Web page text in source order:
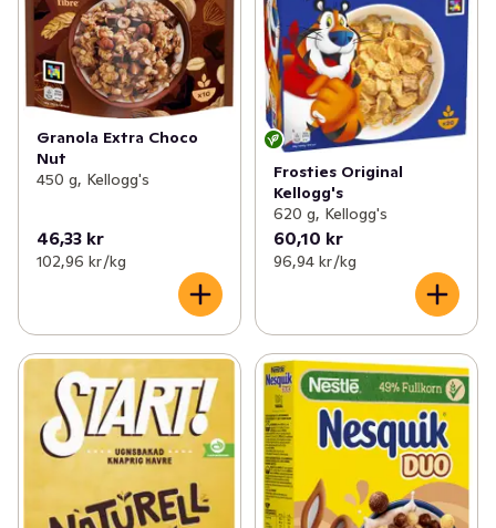
Granola Extra Choco
Nut
450 g, Kellogg's
46,33 kr
102,96 kr /kg
Frosties Original
Kellogg's
620 g, Kellogg's
60,10 kr
96,94 kr /kg